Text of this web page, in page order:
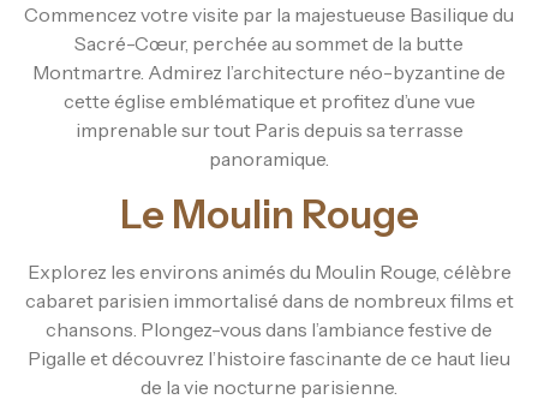
Commencez votre visite par la majestueuse Basilique du
Sacré-Cœur, perchée au sommet de la butte
Montmartre. Admirez l’architecture néo-byzantine de
cette église emblématique et profitez d’une vue
imprenable sur tout Paris depuis sa terrasse
panoramique.
Le Moulin Rouge
Explorez les environs animés du Moulin Rouge, célèbre
cabaret parisien immortalisé dans de nombreux films et
chansons. Plongez-vous dans l’ambiance festive de
Pigalle et découvrez l’histoire fascinante de ce haut lieu
de la vie nocturne parisienne.